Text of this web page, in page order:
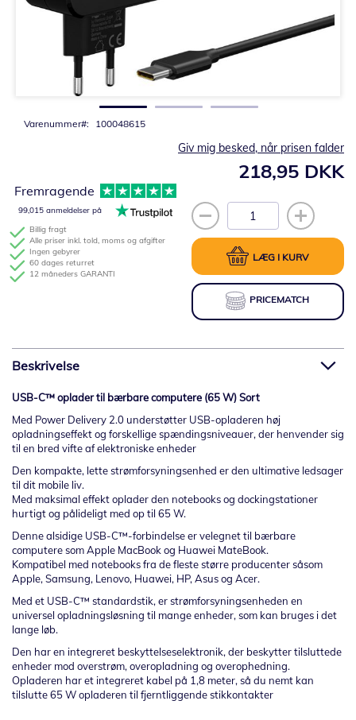
Varenummer 100048615
218,95 DKK
Giv mig besked, når prisen falder
LÆG I KURV
PRICEMATCH
Billig fragt
Alle priser inkl. told, moms og afgifter
Ingen gebyrer
60 dages returret
12 måneders GARANTI
Fremragende
99,015 anmeldelser på
Beskrivelse
USB-C™ oplader til bærbare computere (65 W) Sort
Med Power Delivery 2.0 understøtter USB-opladeren høj
opladningseffekt og forskellige spændingsniveauer, der henvender sig
til en bred vifte af elektroniske enheder
Den kompakte, lette strømforsyningsenhed er den ultimative ledsager
til dit mobile liv.
Med maksimal effekt oplader den notebooks og dockingstationer
hurtigt og pålideligt med op til 65 W.
Denne alsidige USB-C™-forbindelse er velegnet til bærbare
computere som Apple MacBook og Huawei MateBook.
Kompatibel med notebooks fra de fleste større producenter såsom
Apple, Samsung, Lenovo, Huawei, HP, Asus og Acer.
Med et USB-C™ standardstik, er strømforsyningsenheden en
universel opladningsløsning til mange enheder, som kan bruges i det
lange løb.
Den har en integreret beskyttelseselektronik, der beskytter tilsluttede
enheder mod overstrøm, overopladning og overophedning.
Opladeren har et integreret kabel på 1,8 meter, så du nemt kan
tilslutte 65 W opladeren til fjerntliggende stikkontakter